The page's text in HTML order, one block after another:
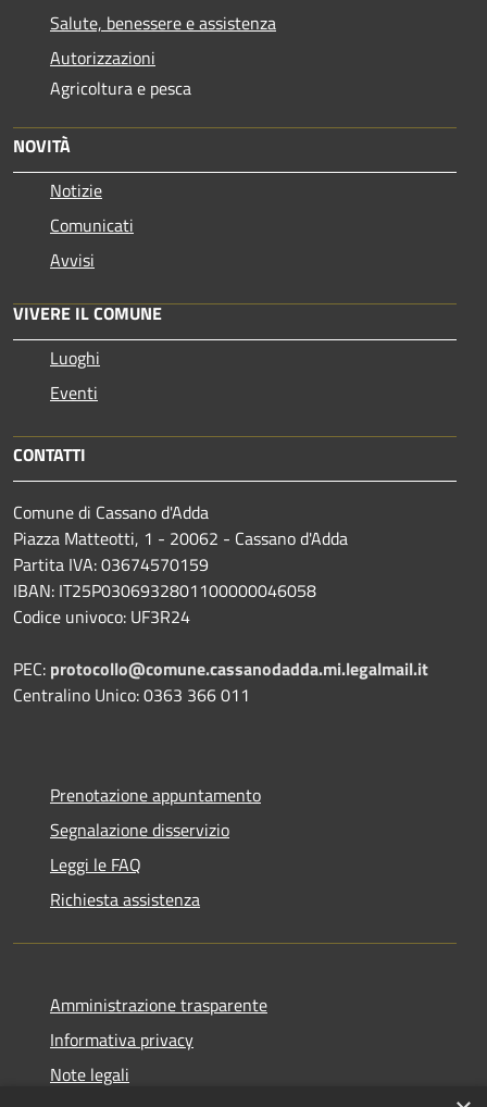
Salute, benessere e assistenza
Autorizzazioni
Agricoltura e pesca
NOVITÀ
Notizie
Comunicati
Avvisi
VIVERE IL COMUNE
Luoghi
Eventi
CONTATTI
Comune di Cassano d'Adda
Piazza Matteotti, 1 - 20062 - Cassano d'Adda
Partita IVA: 03674570159
IBAN: IT25P0306932801100000046058
Codice univoco: UF3R24
PEC: protocollo@comune.cassanodadda.mi.legalmail.it
Centralino Unico: 0363 366 011
Prenotazione appuntamento
Segnalazione disservizio
Leggi le FAQ
Richiesta assistenza
Amministrazione trasparente
Informativa privacy
Note legali